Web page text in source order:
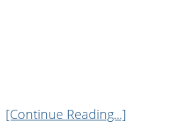
[Continue Reading...]